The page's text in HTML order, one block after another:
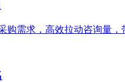
需求，高效拉动咨询量，